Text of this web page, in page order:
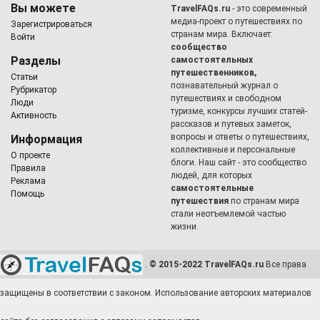
Вы можете
Зарегистрироваться
Войти
Разделы
Статьи
Рубрикатор
Люди
Активность
Информация
О проекте
Правила
Реклама
Помощь
TravelFAQs.ru - это современный
медиа-проект о путешествиях по
странам мира. Включает:
сообщество
самостоятельных
путешественников,
познавательный журнал о
путешествиях и свободном
туризме, конкурсы лучших статей-
рассказов и путевых заметок,
вопросы и ответы о путешествиях,
коллективные и персональные
блоги. Наш сайт - это сообщество
людей, для которых
самостоятельные
путешествия по странам мира
стали неотъемлемой частью
жизни.
© 2015-2022 TravelFAQs.ru Все права
защищены в соответствии с законом. Использование авторских материалов